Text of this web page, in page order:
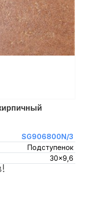
SG906800N/3
Подступенок
30x9,6